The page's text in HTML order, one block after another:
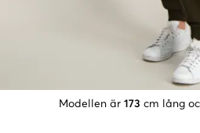
Modellen är 173 cm lång